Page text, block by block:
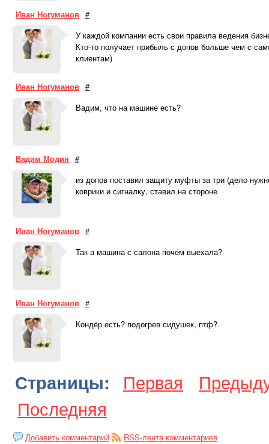
Иван Ногуманов #
У каждой компании есть свои правила ведения
Кто-то получает прибыль с допов больше чем с
клиентам)
Иван Ногуманов #
Вадим, что на машине есть?
Вадим Модин #
из допов поставил защиту муфты за три (дело
коврики и сигналку, ставил на стороне
Иван Ногуманов #
Так а машина с салона почём выехала?
Иван Ногуманов #
Кондёр есть? подогрев сидушек, птф?
Страницы: Первая
Последняя
Добавить комментарий RSS-лента комментариев